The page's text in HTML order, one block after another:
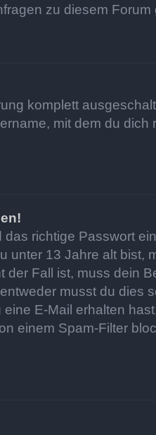
zu diesem Forum
komplett
mit dem du
richtige Passwort
unter 13 Jahre alt
Fall ist, muss dein
musst du dies
E-Mail erhalten
einem Spam-Filter